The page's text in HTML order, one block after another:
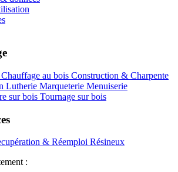
Chauffage au bois Construction & Charpente
Lutherie Marqueterie Menuiserie
sur bois Tournage sur bois
& Réemploi Résineux
: